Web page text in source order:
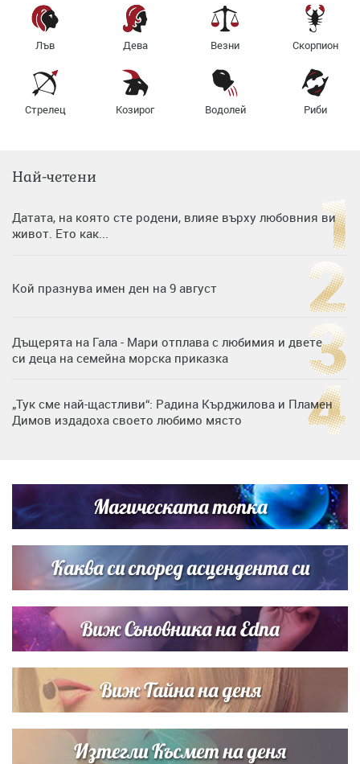
Лъв Дева Везни Скорпион
Стрелец Козирог Водолей Риби
Най-четени
Датата, на която сте родени, влияе върху любовния ви
живот. Ето как...
Кой празнува имен ден на 9 август
Дъщерята на Гала - Мари отплава с любимия и двете
си деца на семейна морска приказка
„Тук сме най-щастливи“: Радина Кърджилова и Пламен
Димов издадоха своето любимо място
кадри с Башар Рахал и малкия им син
Дъщерята на Тодор Батков вдигна сватба, Стоичков и
Братя Аргирови я изненадаха с песен
Магическата топка
Каква си според асцендента си
Виж Съновника на Edna
Виж Тайна на деня
Изтегли Късмет на деня